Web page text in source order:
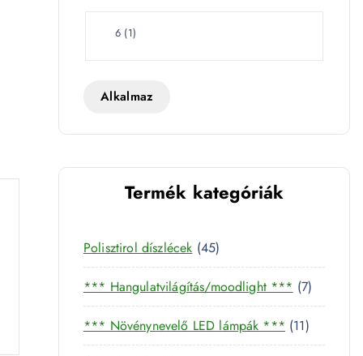
W
t
6 (1)
Alkalmaz
Termék kategóriák
Polisztirol díszlécek 454
5
t
e
r
*** Hangulatvilágítás/moodlight *** 77
t
e
r
*** Növénynevelő LED lámpák *** 111
1